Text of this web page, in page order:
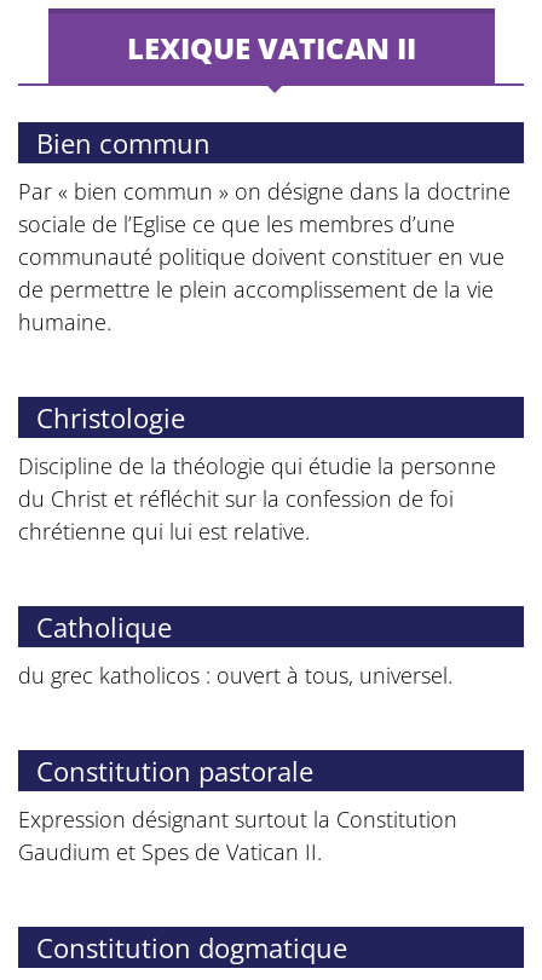
LEXIQUE VATICAN II
Bien commun
Par « bien commun » on désigne dans la doctrine
sociale de l’Eglise ce que les membres d’une
communauté politique doivent constituer en vue
de permettre le plein accomplissement de la vie
humaine.
Christologie
Discipline de la théologie qui étudie la personne
du Christ et réfléchit sur la confession de foi
chrétienne qui lui est relative.
Catholique
du grec katholicos : ouvert à tous, universel.
Constitution pastorale
Expression désignant surtout la Constitution
Gaudium et Spes de Vatican II.
Constitution dogmatique